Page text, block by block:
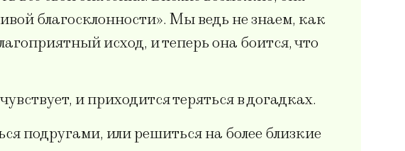
благосклонности». Мы ведь не знаем, как
исход, и теперь она боится, что
и приходится теряться в догадках.
подругами, или решиться на более близкие